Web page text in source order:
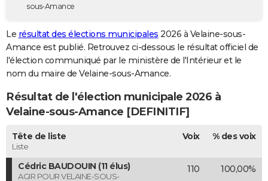
Destinations
City break
Voyage nature
Voyage de noces
Forum
GUIDES D'ACHAT
BONS PLANS
Carte de Noël
Carte Bonne année
Carte Saint-Valentin
Carte Pâques
Carte d'anniversaire
DICTIONNAIRE
Dictionnaire
Biographies
Citations
Expressions
Proverbes
PROGRAMME TV
COPAINS D'AVANT
sous-Amance
Le résultat des élections municipales 2026 à Velaine-sous-
Amance est publié. Retrouvez ci-dessous le résultat officiel de
l'élection communiqué par le ministère de l'Intérieur et le
nom du maire de Velaine-sous-Amance.
Résultat de l'élection municipale 2026 à
Velaine-sous-Amance [DEFINITIF]
Tête de liste
Liste
Voix % des voix
Cédric BAUDOUIN (11 élus)
AGIR POUR VELAINE-SOUS-
110 100,00%